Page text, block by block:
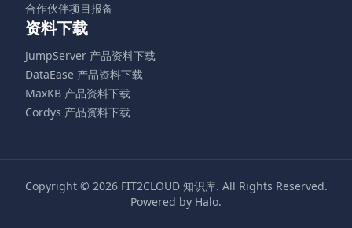
合作伙伴项目报备
资料下载
JumpServer 产品资料下载
DataEase 产品资料下载
MaxKB 产品资料下载
Cordys 产品资料下载
Copyright © 2026 FIT2CLOUD 知识库. All Rights Reserved.
Powered by Halo.